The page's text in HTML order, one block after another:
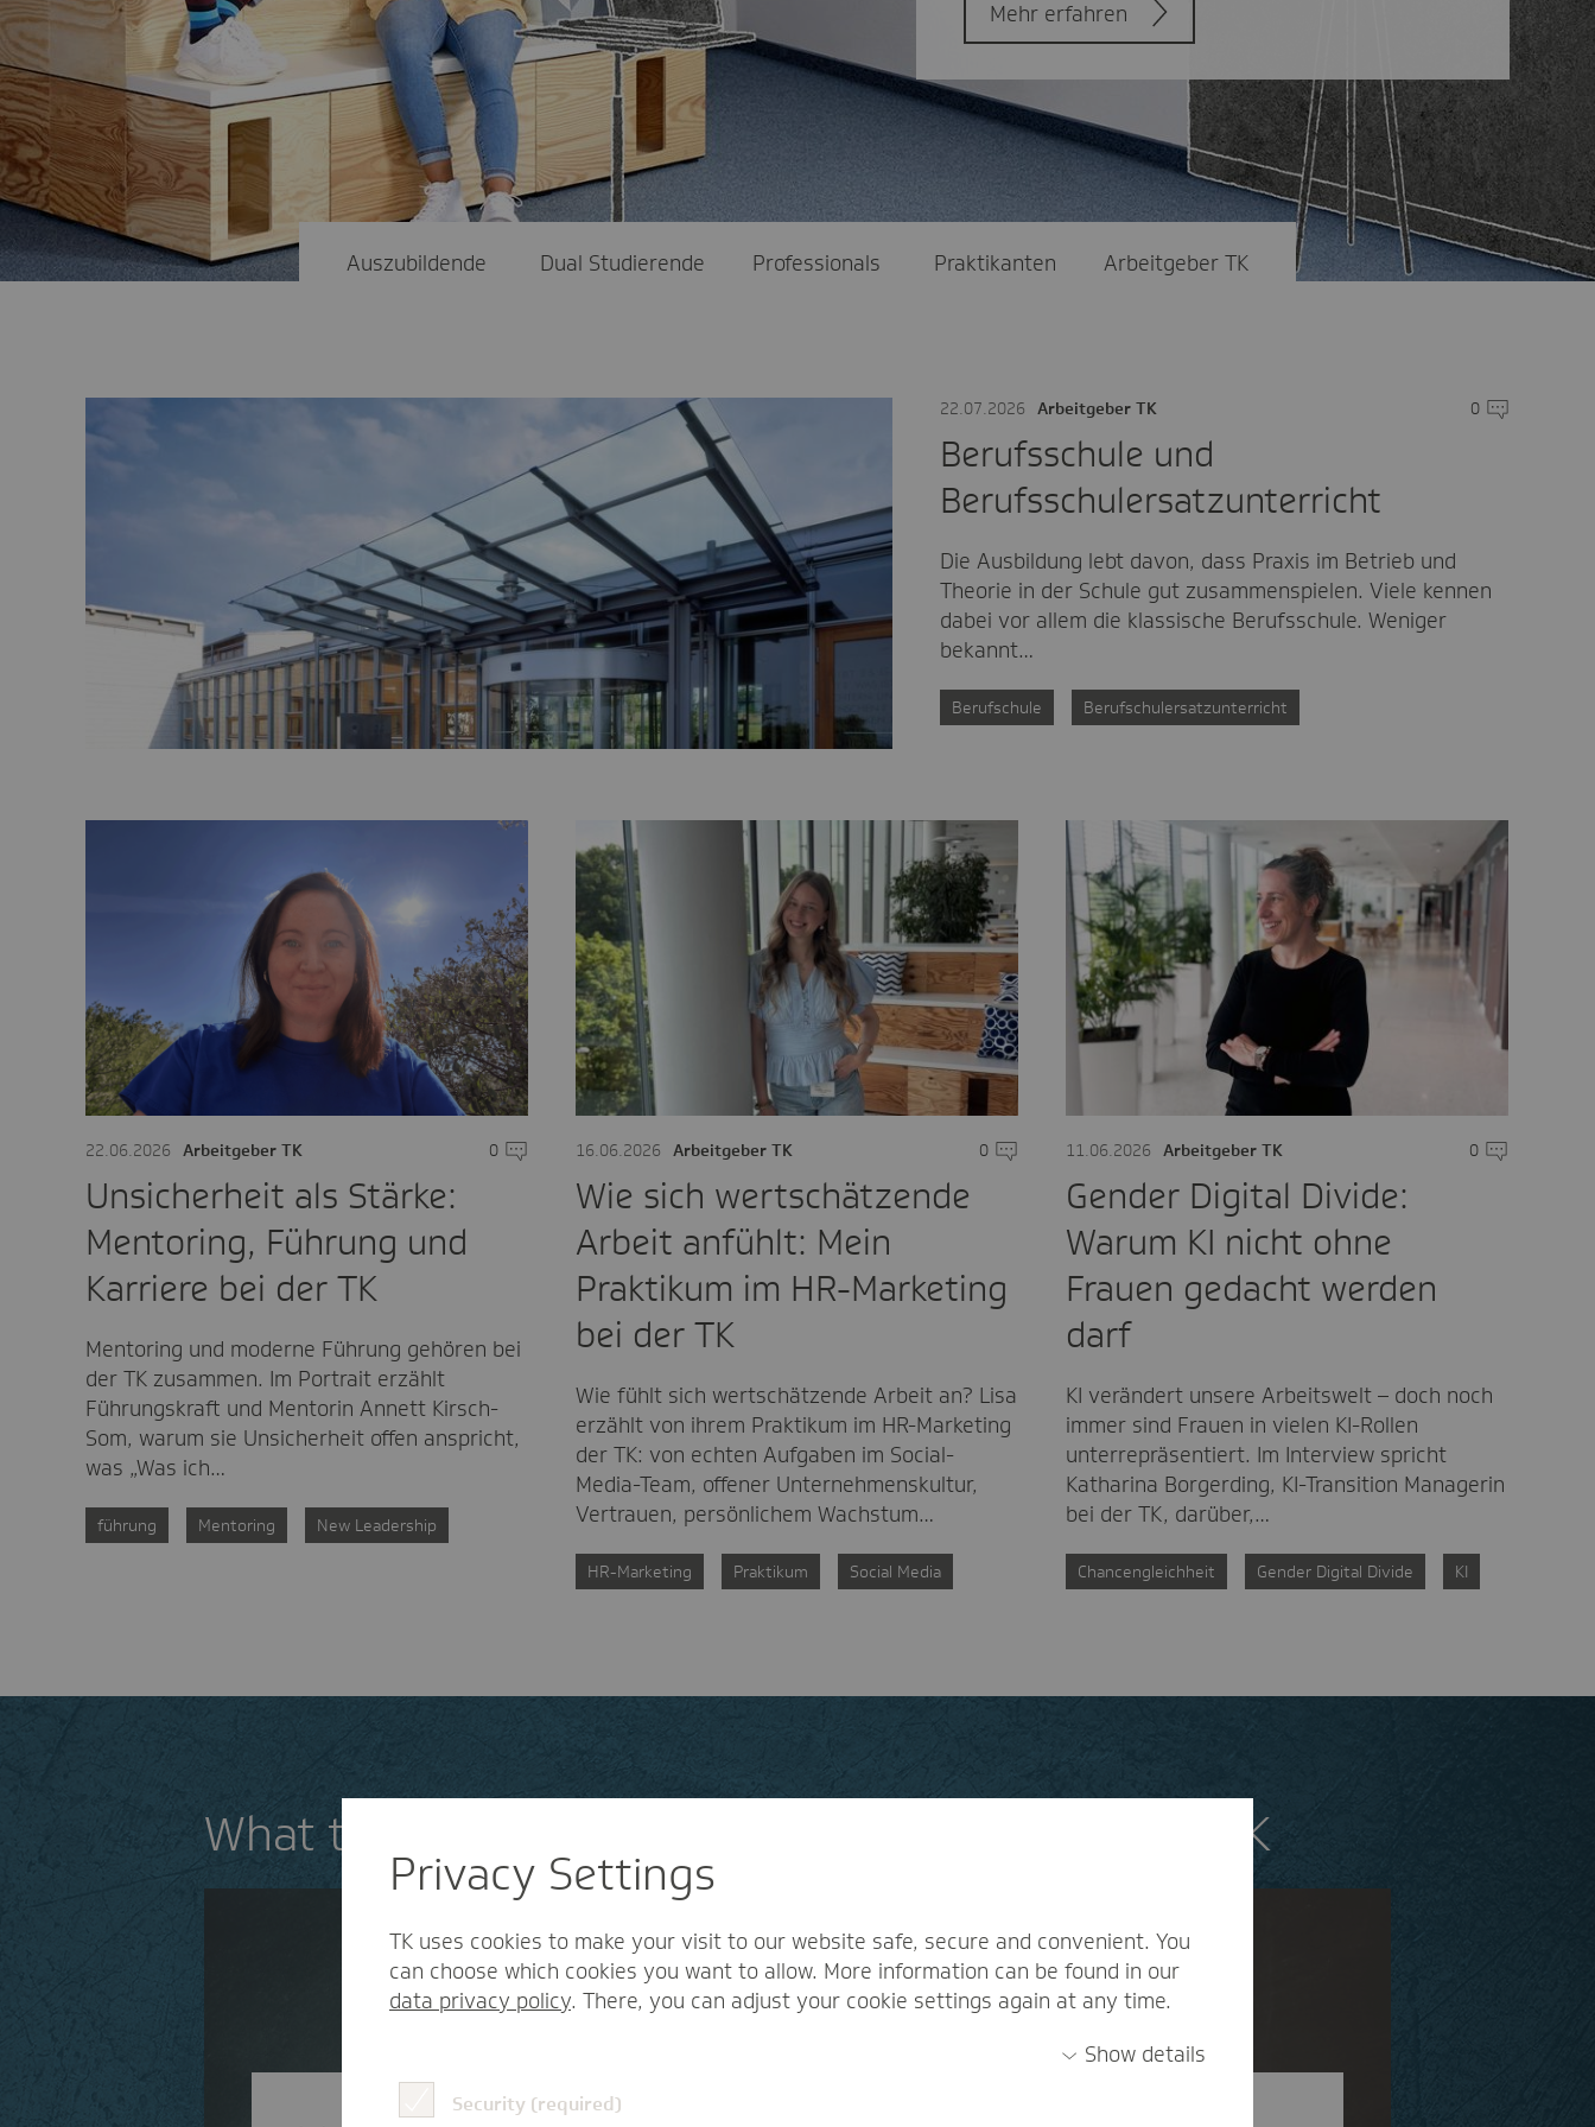
Mehr erfahren
Auszubildende Dual Studierende Professionals Praktikanten Arbeitgeber TK
22.07.2026 Arbeitgeber TK 0 Kommentare
Berufsschule und
Berufsschulersatzunterricht
Die Ausbildung lebt davon, dass Praxis im Betrieb und
Theorie in der Schule gut zusammenspielen. Viele kennen
dabei vor allem die klassische Berufsschule. Weniger
bekannt…
Berufschule Berufschulersatzunterricht
22.06.2026 Arbeitgeber TK 0Kommentare
Unsicherheit als Stärke:
Mentoring, Führung und
Karriere bei der TK
Mentoring und moderne Führung gehören bei
der TK zusammen. Im Portrait erzählt
Führungskraft und Mentorin Annett Kirsch-
Som, warum sie Unsicherheit offen anspricht,
was „Was ich…
führung Mentoring New Leadership
16.06.2026 Arbeitgeber TK 0Kommentare
Wie sich wertschätzende
Arbeit anfühlt: Mein
Praktikum im HR-Marketing
bei der TK
Wie fühlt sich wertschätzende Arbeit an? Lisa
erzählt von ihrem Praktikum im HR-Marketing
der TK: von echten Aufgaben im Social-
Media-Team, offener Unternehmenskultur,
Vertrauen, persönlichem Wachstum…
HR-Marketing Praktikum Social Media
11.06.2026 Arbeitgeber TK 0Kommentare
Gender Digital Divide:
Warum KI nicht ohne
Frauen gedacht werden
darf
KI verändert unsere Arbeitswelt – doch noch
immer sind Frauen in vielen KI-Rollen
unterrepräsentiert. Im Interview spricht
Katharina Borgerding, KI-Transition Managerin
bei der TK, darüber,…
Chancengleichheit Gender Digital Divide KI
What the FAQ? - Die meistgestellten Fragen zur TK
Privacy Settings
TK uses cookies to make your visit to our website safe, secure and convenient. You
can choose which cookies you want to allow. More information can be found in our
data privacy policy. There, you can adjust your cookie settings again at any time.
Show details
Security (required)